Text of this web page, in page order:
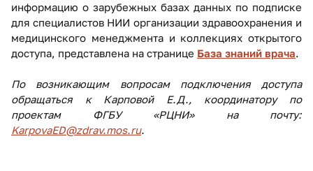
информацию о зарубежных базах данных по подписке
для специалистов НИИ организации здравоохранения и
медицинского менеджмента и коллекциях открытого
доступа, представлена на странице База знаний врача.
По возникающим вопросам подключения доступа
обращаться к Карповой Е.Д., координатору по
проектам ФГБУ «РЦНИ» на почту:
KarpovaED@zdrav.mos.ru.